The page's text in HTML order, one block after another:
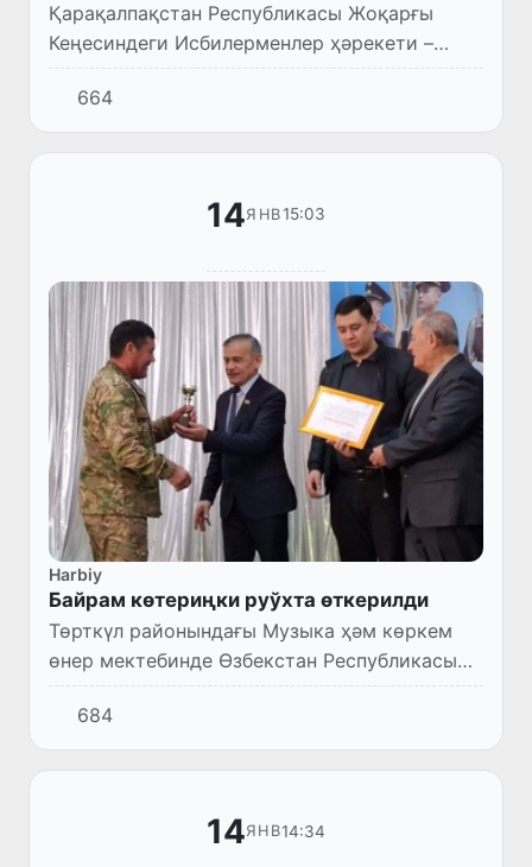
Қарақалпақстан Республикасы Жоқарғы
Кеңесиндеги Исбилерменлер ҳәрекети –
Өзбекстан Либерал-демократиялық
партиясы фракциясының гезектеги
мәжилиси болып өтти.
664
14ЯНВ15:03
Harbiy
Байрам көтериңки руўхта өткерилди
Төрткүл районындағы Музыка ҳәм көркем
өнер мектебинде Өзбекстан Республикасы
Қураллы Күшлериниң дүзилгенине 33 жыл
ҳәм «14-январь –Ўатан қорғаўшылары күни»
мүнәсибети менен байрам...
684
14ЯНВ14:34